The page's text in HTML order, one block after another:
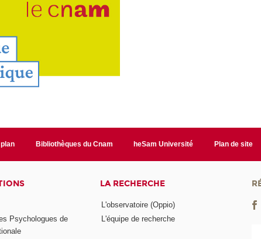
Bibliothèques du Cnam heSam Université Plan de site
Psychologues de
LA RECHERCHE
L'observatoire (Oppio)
L'équipe de recherche